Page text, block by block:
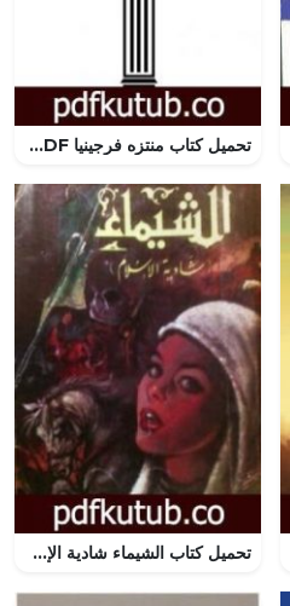
تحميل كتاب منتزه فرجينيا PDF تأليف لوصيف تركية مجانا [كامل]
تحميل كتاب الشيماء شادية الإسلام PDF تأليف علي أحمد باكثير مجانا [كامل]